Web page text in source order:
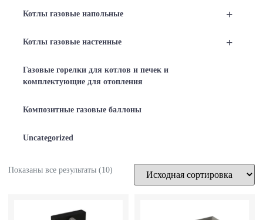
+
Котлы газовые напольные
+
Котлы газовые настенные
Газовые горелки для котлов и печек и
комплектующие для отопления
Композитные газовые баллоны
Uncategorized
Показаны все результаты (10)